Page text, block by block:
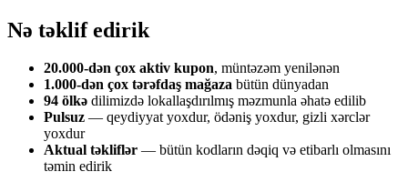
Nə təklif edirik
20.000-dən çox aktiv kupon, müntəzəm yenilənən
1.000-dən çox tərəfdaş mağaza bütün dünyadan
94 ölkə dilimizdə lokallaşdırılmış məzmunla əhatə edilib
Pulsuz — qeydiyyat yoxdur, ödəniş yoxdur, gizli xərclər
yoxdur
Aktual təkliflər — bütün kodların dəqiq və etibarlı olmasını
təmin edirik